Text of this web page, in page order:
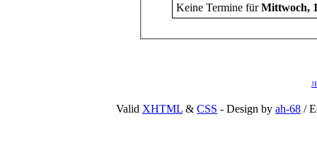
Keine Termine fürMittwoch,
Valid XHTML & CSS - Design by ah-68 /